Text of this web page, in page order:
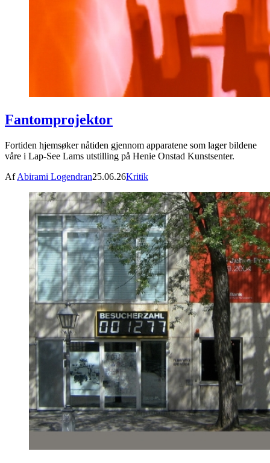
Fantomprojektor
Fortiden hjemsøker nåtiden gjennom apparatene som lager bildene
våre i Lap-See Lams utstilling på Henie Onstad Kunstsenter.
AfAbirami Logendran25.06.26Kritik